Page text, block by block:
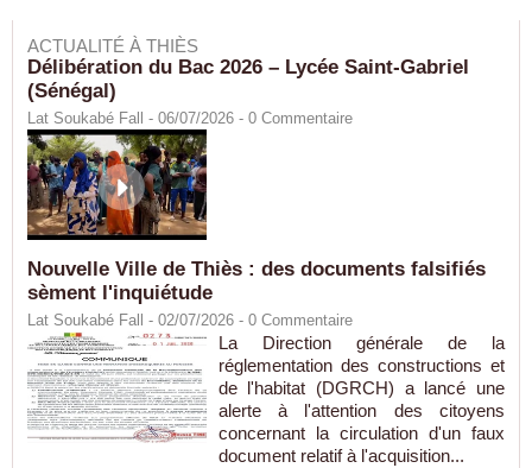
ACTUALITÉ À THIÈS
Délibération du Bac 2026 – Lycée Saint-Gabriel
(Sénégal)
Lat Soukabé Fall - 06/07/2026 - 0 Commentaire
Nouvelle Ville de Thiès : des documents falsifiés
sèment l'inquiétude
Lat Soukabé Fall - 02/07/2026 - 0 Commentaire
La Direction générale de la
réglementation des constructions et
de l'habitat (DGRCH) a lancé une
alerte à l'attention des citoyens
concernant la circulation d'un faux
document relatif à l'acquisition...